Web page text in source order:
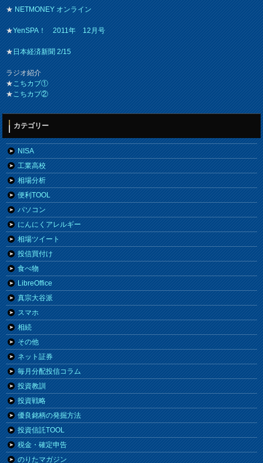
★NETMONEY オンライン
★YenSPA！ 2011年 12月号
★日本経済新聞 2/15
ラジオ紹介
★こちカブ①
★こちカブ②
カテゴリー
NISA
工業高校
相場分析
便利TOOL
パソコン
にんにくアレルギー
相場ツイート
投信買付け
食べ物
LibreOffice
真宗大谷派
スマホ
相続
その他
ネット証券
毎月分配投信コラム
投資教訓
投資戦略
優良銘柄の発掘方法
投資信託TOOL
税金・確定申告
のりたマガジン